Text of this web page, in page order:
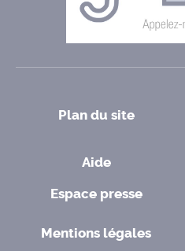
Plan du site
Aide
Espace presse
Mentions légales